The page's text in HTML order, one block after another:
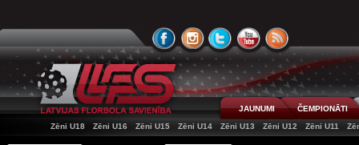
JAUNUMI
ČEMPIONĀTI
Zēni U18
Zēni U16 Zēni U15 Zēni U14 Zēni U13 Zēni U12 Zēni U11